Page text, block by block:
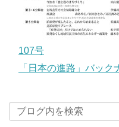
107号
「日本の進路」バック